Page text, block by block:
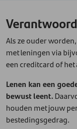
Als ze ouder
met leningen via
een creditcard of
Lenen kan een
bewust leent.
houden met jouw
bestedingsgedrag.